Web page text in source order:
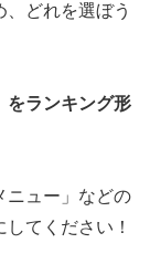
どれを選ぼう
をランキング形
ニュー」などの
てください！